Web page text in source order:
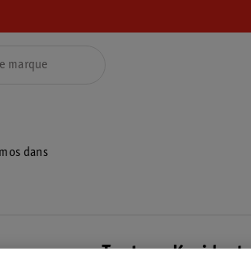
dans
Tout sur Kruidvat